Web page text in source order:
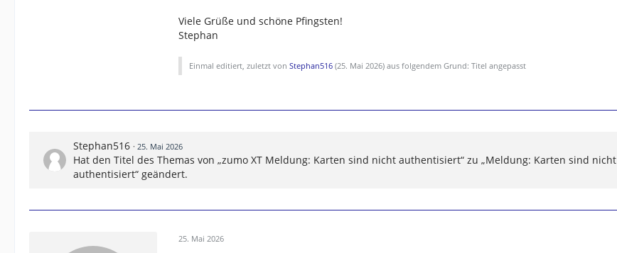
Viele Grüße und schöne Pfingsten!
Stephan
Einmal editiert, zuletzt von Stephan516 (25. Mai 2026) aus folgendem Grund: Titel angepasst
Stephan516 25. Mai 2026
Hat den Titel des Themas von „zumo XT Meldung: Karten sind nicht authentisiert“ zu „Meldung: Karten sind nicht
authentisiert“ geändert.
25. Mai 2026